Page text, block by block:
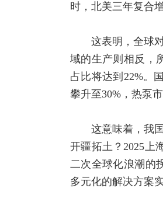
时，北美三年复合
这表明，全球对
域的生产则相反，
占比将达到22%。
攀升至30%，热泵
这意味着，我国
开疆拓土？2025上
二次全球化浪潮的
多元化的解决方案